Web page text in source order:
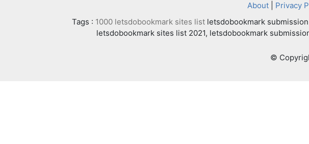
About| Privacy
Tags : 1000 letsdobookmark sites listletsdobookmark
letsdobookmark sites list 2021, letsdobookmark
©